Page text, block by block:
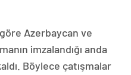
Azerbaycan ve
imzalandığı anda
Böylece çatışmalar